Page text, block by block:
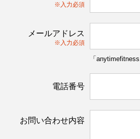
※入力必須
メールアドレス
※入力必須
「
電話番号
お問い合わせ内容